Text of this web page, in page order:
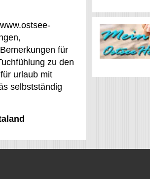
für
zu den
urlaub mit
selbstständig